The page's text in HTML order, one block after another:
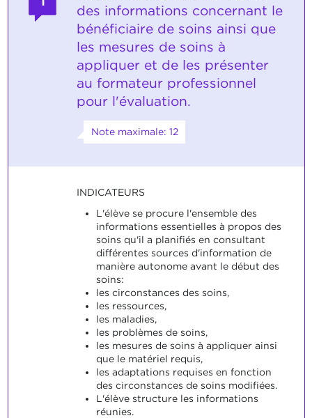
des informations concernant le
bénéficiaire de soins ainsi que
les mesures de soins à
appliquer et de les présenter
au formateur professionnel
pour l'évaluation.
Note maximale: 12
INDICATEURS
L'élève se procure l'ensemble des
informations essentielles à propos des
soins qu'il a planifiés en consultant
différentes sources d'information de
manière autonome avant le début des
soins:
les circonstances des soins,
les ressources,
les maladies,
les problèmes de soins,
les mesures de soins à appliquer ainsi
que le matériel requis,
les adaptations requises en fonction
des circonstances de soins modifiées.
L'élève structure les informations
réunies.